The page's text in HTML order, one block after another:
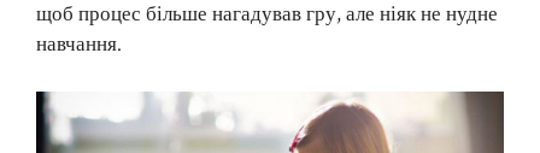
щоб процес більше нагадував гру, але ніяк не нудне
навчання.